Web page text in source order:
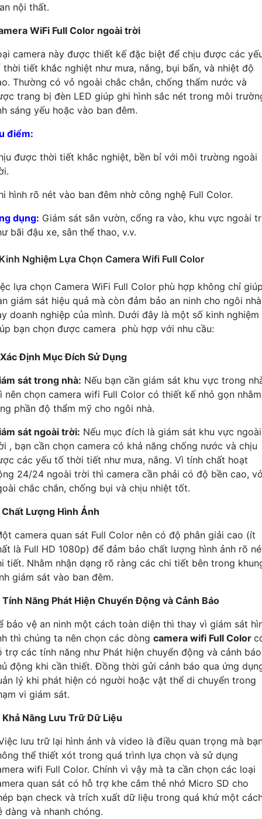
nội thất.
WiFi Full Color ngoài trời
camera này được thiết kế đặc biệt để chịu được các
thời tiết khắc nghiệt như mưa, nắng, bụi bẩn, và nhiệt độ
Thường có vỏ ngoài chắc chắn, chống thấm nước và
trang bị đèn LED giúp ghi hình sắc nét trong môi
sáng yếu hoặc vào ban đêm.
điểm:
được thời tiết khắc nghiệt, bền bỉ với môi trường ngoài
hình rõ nét vào ban đêm nhờ công nghệ Full Color.
dụng: Giám sát sân vườn, cổng ra vào, khu vực ngoài
bãi đậu xe, sân thể thao, v.v.
Nghiệm Lựa Chọn Camera Wifi Full Color
lựa chọn Camera WiFi Full Color phù hợp không chỉ
giám sát hiệu quả mà còn đảm bảo an ninh cho ngôi nhà
doanh nghiệp của mình. Dưới đây là một số kinh nghiệm
bạn chọn được camera phù hợp với nhu cầu:
Xác Định Mục Đích Sử Dụng
sát trong nhà: Nếu bạn cần giám sát khu vực trong
nên chọn camera wifi Full Color có thiết kế nhỏ gọn nhằm
phần độ thẩm mỹ cho ngôi nhà.
sát ngoài trời: Nếu mục đích là giám sát khu vực ngoài
, bạn cần chọn camera có khả năng chống nước và chịu
các yếu tố thời tiết như mưa, nắng. Vì tính chất hoạt
24/24 ngoài trời thì camera cần phải có độ bền cao,
chắc chắn, chống bụi và chịu nhiệt tốt.
Chất Lượng Hình Ảnh
camera quan sát Full Color nên có độ phân giải cao (ít
là Full HD 1080p) để đảm bảo chất lượng hình ảnh rõ
tiết. Nhằm nhận dạng rõ ràng các chi tiết bên trong
giám sát vào ban đêm.
Tính Năng Phát Hiện Chuyển Động và Cảnh Báo
bảo vệ an ninh một cách toàn diện thì thay vì giám sát
thì chúng ta nên chọn các dòng camera wifi Full Color
trợ các tính năng như Phát hiện chuyển động và cảnh báo
động khi cần thiết. Đồng thời gửi cảnh báo qua ứng
lý khi phát hiện có người hoặc vật thể di chuyển trong
vi giám sát.
Khả Năng Lưu Trữ Dữ Liệu
lưu trữ lại hình ảnh và video là điều quan trọng mà
thể thiết xót trong quá trình lựa chọn và sử dụng
wifi Full Color. Chính vì vậy mà ta cần chọn các loại
quan sát có hỗ trợ khe cắm thẻ nhớ Micro SD cho
bạn check và trích xuất dữ liệu trong quá khứ một
dàng và nhanh chóng.